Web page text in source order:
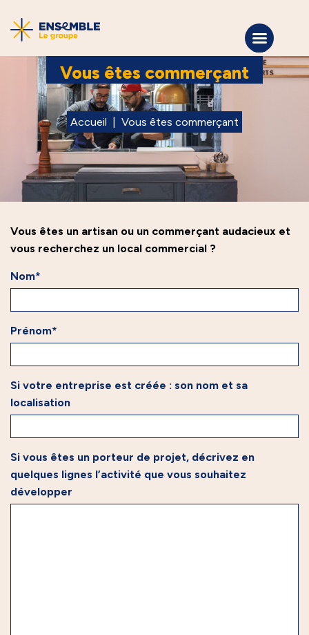
Vous êtes commerçant
Accueil Vous êtes commerçant
Vous êtes un artisan ou un commerçant audacieux et
vous recherchez un local commercial ?
Nom*
Prénom*
Si votre entreprise est créée : son nom et sa
localisation
Si vous êtes un porteur de projet, décrivez en
quelques lignes l’activité que vous souhaitez
développer